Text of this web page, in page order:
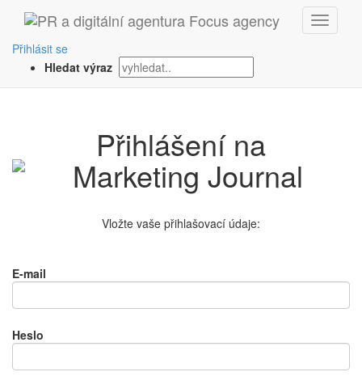
Přihlásit se
Hledat výraz
Přihlášení na
Vložte vaše přihlašovací údaje:
E-mail
Heslo